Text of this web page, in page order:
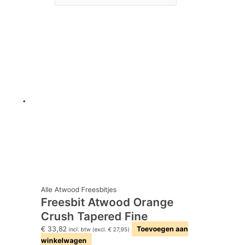
Alle Atwood Freesbitjes
Freesbit Atwood Orange
Crush Tapered Fine
€ 33,82 incl. btw (excl.€ 27,95)
Toevoegen aan
winkelwagen